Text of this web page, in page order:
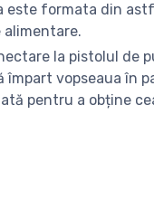
formata din
la pistolul de
vopseaua în
pentru a obține